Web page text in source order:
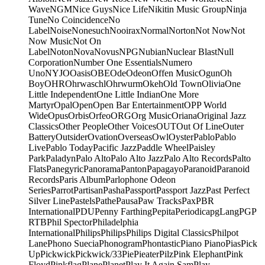
WaveNGMNice GuysNice LifeNikitin Music GroupNinja
TuneNo CoincidenceNo
LabelNoiseNonesuchNooiraxNormalNortonNot NowNot
Now MusicNot On
LabelNotonNovaNovusNPGNubianNuclear BlastNull
CorporationNumber One EssentialsNumero
UnoNYJOOasisOBEOdeOdeonOffen MusicOgunOh
BoyOHROhrwaschlOhrwurmOkehOld TownOliviaOne
Little IndependentOne Little IndianOne More
MartyrOpalOpenOpen Bar EntertainmentOPP World
WideOpusOrbisOrfeoORGOrg MusicOrianaOriginal Jazz
ClassicsOther PeopleOther VoicesOUTOut Of LineOuter
BatteryOutsiderOvationOverseasOwlOysterPabloPablo
LivePablo TodayPacific JazzPaddle WheelPaisley
ParkPaladynPalo AltoPalo Alto JazzPalo Alto RecordsPalto
FlatsPanegyricPanoramaPantonPapagayoParanoidParanoid
RecordsParis AlbumParlophone Odeon
SeriesParrotPartisanPashaPassportPassport JazzPast Perfect
Silver LinePastelsPathePausaPaw TracksPaxPBR
InternationalPDUPenny FarthingPepitaPeriodicapgLangPGP
RTBPhil SpectorPhiladelphia
InternationalPhilipsPhilipsPhilips Digital ClassicsPhilpot
LanePhono SueciaPhonogramPhontasticPiano PianoPiasPick
UpPickwickPickwick/33PiePieaterPilzPink ElephantPink